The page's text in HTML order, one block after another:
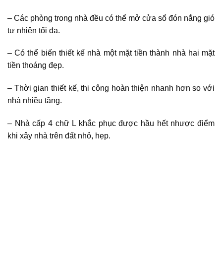
– Các phòng trong nhà đều có thể mở cửa sổ đón nắng gió
tự nhiên tối đa.
– Có thể biến thiết kế nhà một mặt tiền thành nhà hai mặt
tiền thoáng đẹp.
– Thời gian thiết kế, thi công hoàn thiện nhanh hơn so với
nhà nhiều tầng.
– Nhà cấp 4 chữ L khắc phục được hầu hết nhược điểm
khi xây nhà trên đất nhỏ, hẹp.